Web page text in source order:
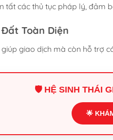
tất các thủ tục pháp lý, đảm
Toàn Diện
giao dịch mà còn hỗ trợ
🛡️ HỆ SINH THÁI
🌟